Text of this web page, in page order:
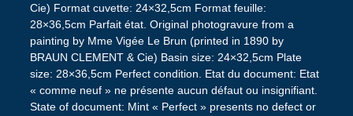
Cie) Format cuvette: 24×32,5cm Format feuille:
28×36,5cm Parfait état. Original photogravure from a
painting by Mme Vigée Le Brun (printed in 1890 by
BRAUN CLEMENT & Cie) Basin size: 24×32,5cm Plate
size: 28×36,5cm Perfect condition. Etat du document: Etat
« comme neuf » ne présente aucun défaut ou insignifiant.
State of document: Mint « Perfect » presents no defect or